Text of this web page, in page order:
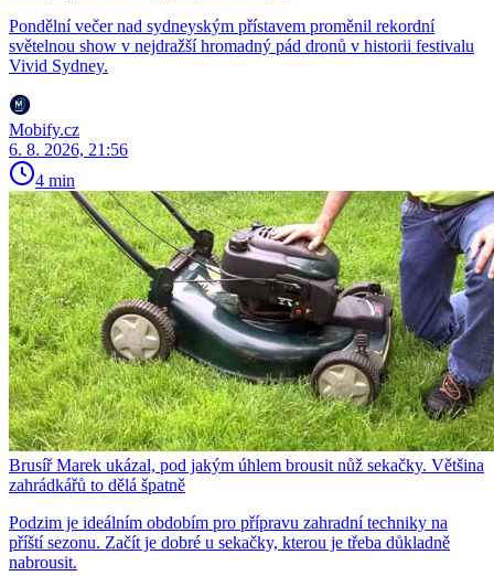
Pondělní večer nad sydneyským přístavem proměnil rekordní
světelnou show v nejdražší hromadný pád dronů v historii festivalu
Vivid Sydney.
Mobify.cz
6. 8. 2026, 21:56
4 min
Brusíř Marek ukázal, pod jakým úhlem brousit nůž sekačky. Většina
zahrádkářů to dělá špatně
Podzim je ideálním obdobím pro přípravu zahradní techniky na
příští sezonu. Začít je dobré u sekačky, kterou je třeba důkladně
nabrousit.